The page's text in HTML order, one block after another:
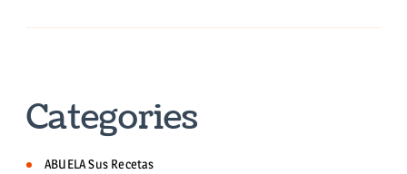
Categories
ABUELA Sus Recetas